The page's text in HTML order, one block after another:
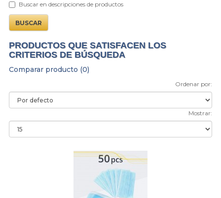
Buscar en descripciones de productos
PRODUCTOS QUE SATISFACEN LOS
CRITERIOS DE BÚSQUEDA
Comparar producto (0)
Ordenar por:
Mostrar: